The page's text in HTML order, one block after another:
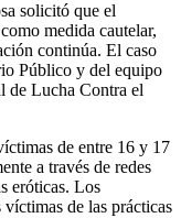
solicitó que el
medida cautelar,
continúa. El caso
Público y del equipo
de Lucha Contra el
de entre 16 y 17
a través de redes
eróticas. Los
de las prácticas